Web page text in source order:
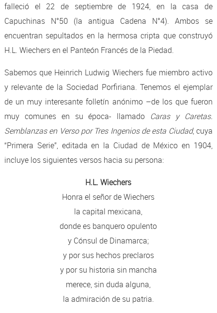
falleció el 22 de septiembre de 1924, en la casa de
Capuchinas N°50 (la antigua Cadena N°4). Ambos se
encuentran sepultados en la hermosa cripta que construyó
H.L. Wiechers en el Panteón Francés de la Piedad.
Sabemos que Heinrich Ludwig Wiechers fue miembro activo
y relevante de la Sociedad Porfiriana. Tenemos el ejemplar
de un muy interesante folletín anónimo –de los que fueron
muy comunes en su época- llamado Caras y Caretas.
Semblanzas en Verso por Tres Ingenios de esta Ciudad, cuya
“Primera Serie”, editada en la Ciudad de México en 1904,
incluye los siguientes versos hacia su persona:
H.L. Wiechers
Honra el señor de Wiechers
la capital mexicana,
donde es banquero opulento
y Cónsul de Dinamarca;
y por sus hechos preclaros
y por su historia sin mancha
merece, sin duda alguna,
la admiración de su patria.